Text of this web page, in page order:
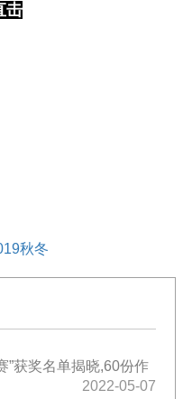
击
秋冬
”获奖名单揭晓,60份作
2022-05-07